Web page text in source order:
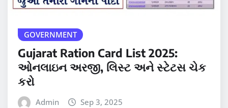
GOVERNMENT
Gujarat Ration Card List 2025:
ઓનલાઇન અરજી, લિસ્ટ અને સ્ટેટસ ચેક
કરો
Admin Sep 3, 2025